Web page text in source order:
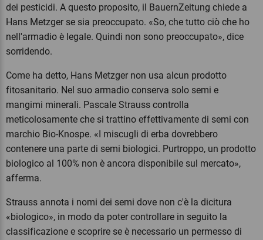
dei pesticidi. A questo proposito, il BauernZeitung chiede a
Hans Metzger se sia preoccupato. «So, che tutto ciò che ho
nell'armadio è legale. Quindi non sono preoccupato», dice
sorridendo.
Come ha detto, Hans Metzger non usa alcun prodotto
fitosanitario. Nel suo armadio conserva solo semi e
mangimi minerali. Pascale Strauss controlla
meticolosamente che si trattino effettivamente di semi con
marchio Bio-Knospe. «I miscugli di erba dovrebbero
contenere una parte di semi biologici. Purtroppo, un prodotto
biologico al 100% non è ancora disponibile sul mercato»,
afferma.
Strauss annota i nomi dei semi dove non c'è la dicitura
«biologico», in modo da poter controllare in seguito la
classificazione e scoprire se è necessario un permesso di